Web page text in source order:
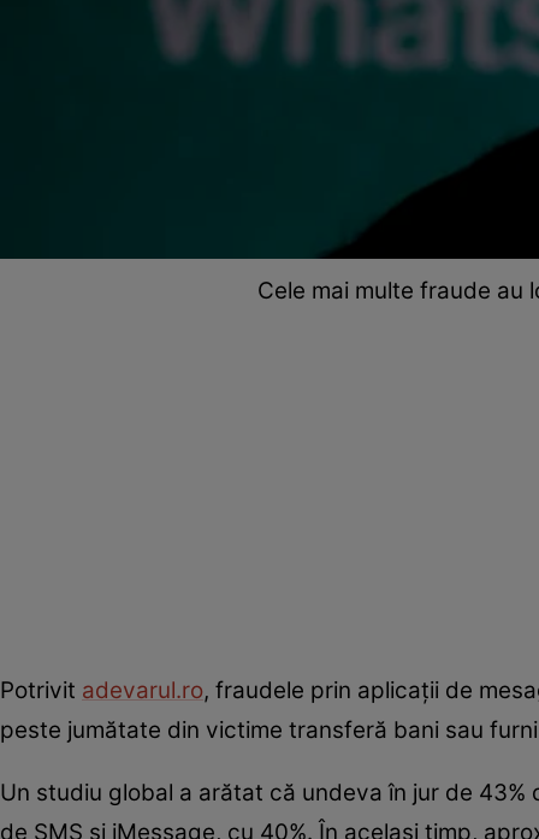
Cele mai multe fraude au
Potrivit adevarul.ro, fraudele prin aplicații de
peste jumătate din victime transferă bani sau
Un studiu global a arătat că undeva în jur de
de SMS și iMessage, cu 40%. În același timp,